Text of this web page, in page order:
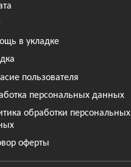
в укладке
пользователя
персональных данных
обработки персональных
оферты